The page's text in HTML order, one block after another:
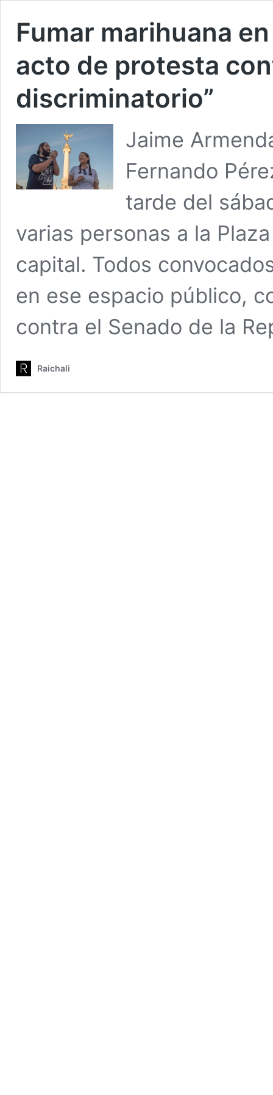
Fumar marihuana
acto de protesta
discriminatorio”
Jaime
Fernando
tarde del
varias personas a la
capital. Todos
en ese espacio público,
contra el Senado de la
Raichali